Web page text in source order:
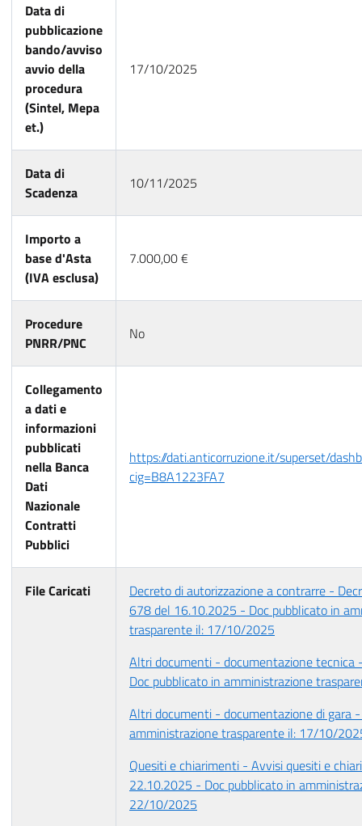
Data di
pubblicazione
bando/avviso
avvio della
procedura
(Sintel, Mepa
et.)
17/10/2025
Data di
Scadenza
10/11/2025
Importo a
base d'Asta
(IVA esclusa)
7.000,00 €
Procedure
PNRR/PNC
No
Collegamento
a dati e
informazioni
pubblicati
nella Banca
Dati
Nazionale
Contratti
Pubblici
https://dati.anticorruzione.it/superset/
cig=B8A1223FA7
File Caricati
Decreto di autorizzazione a contrarre -
678 del 16.10.2025 - Doc pubblicato in
trasparente il: 17/10/2025
Altri documenti - documentazione tecnica
Doc pubblicato in amministrazione
Altri documenti - documentazione di gara
amministrazione trasparente il: 17/10/
Quesiti e chiarimenti - Avvisi quesiti e
22.10.2025 - Doc pubblicato in
22/10/2025